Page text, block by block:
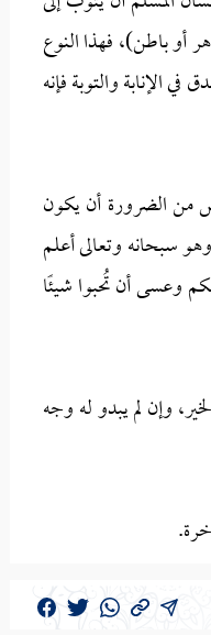
أو باطن)، فهذا النوع
الإنابة والتوبة فإنه
من الضرورة أن يكون
سبحانه وتعالى أعلم
وعسى أن تُحبوا شيئًا
وإن لم يبدو له وجه